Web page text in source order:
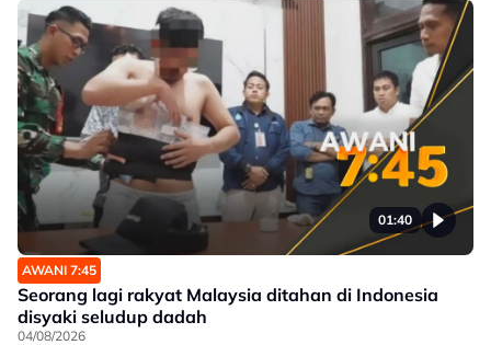
01:40
AWANI 7:45
Seorang lagi rakyat Malaysia ditahan di Indonesia
disyaki seludup dadah
04/08/2026